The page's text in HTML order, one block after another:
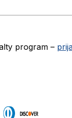
program –